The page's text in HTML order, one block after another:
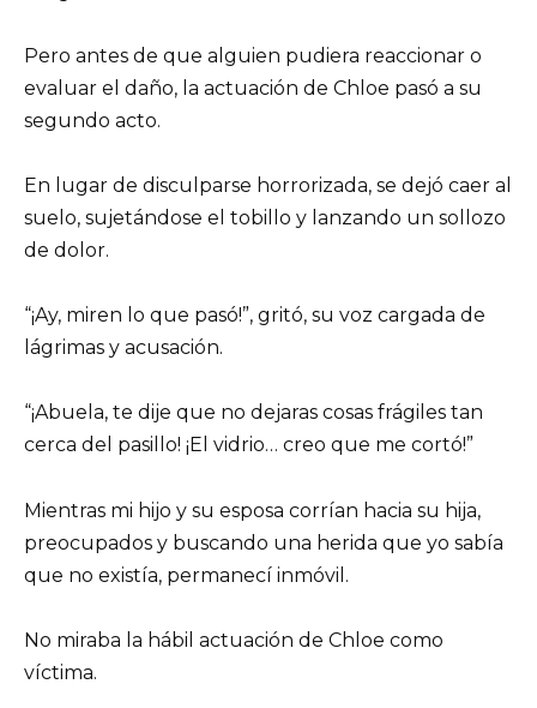
Pero antes de que alguien pudiera reaccionar o
evaluar el daño, la actuación de Chloe pasó a su
segundo acto.
En lugar de disculparse horrorizada, se dejó caer al
suelo, sujetándose el tobillo y lanzando un sollozo
de dolor.
“¡Ay, miren lo que pasó!”, gritó, su voz cargada de
lágrimas y acusación.
“¡Abuela, te dije que no dejaras cosas frágiles tan
cerca del pasillo! ¡El vidrio… creo que me cortó!”
Mientras mi hijo y su esposa corrían hacia su hija,
preocupados y buscando una herida que yo sabía
que no existía, permanecí inmóvil.
No miraba la hábil actuación de Chloe como
víctima.